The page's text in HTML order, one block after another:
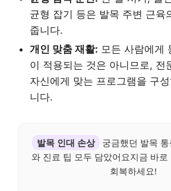
균형 잡기 등은 발목 주변 근육
줍니다.
개인 맞춤 재활: 모든 사람에게
이 적용되는 것은 아니므로, 전
자신에게 맞는 프로그램을 구
니다.
발목 인대 손상
궁금했던 발목
와 진료 팁 모두 담았어요지금 바로
회복하세요!